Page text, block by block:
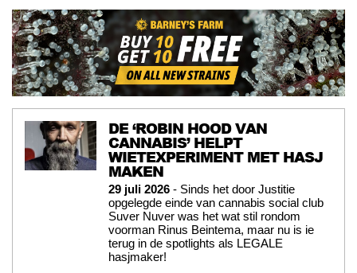
DE ‘ROBIN HOOD VAN
CANNABIS’ HELPT
WIETEXPERIMENT MET HASJ
MAKEN
29 juli 2026 - Sinds het door Justitie
opgelegde einde van cannabis social club
Suver Nuver was het wat stil rondom
voorman Rinus Beintema, maar nu is ie
terug in de spotlights als LEGALE
hasjmaker!